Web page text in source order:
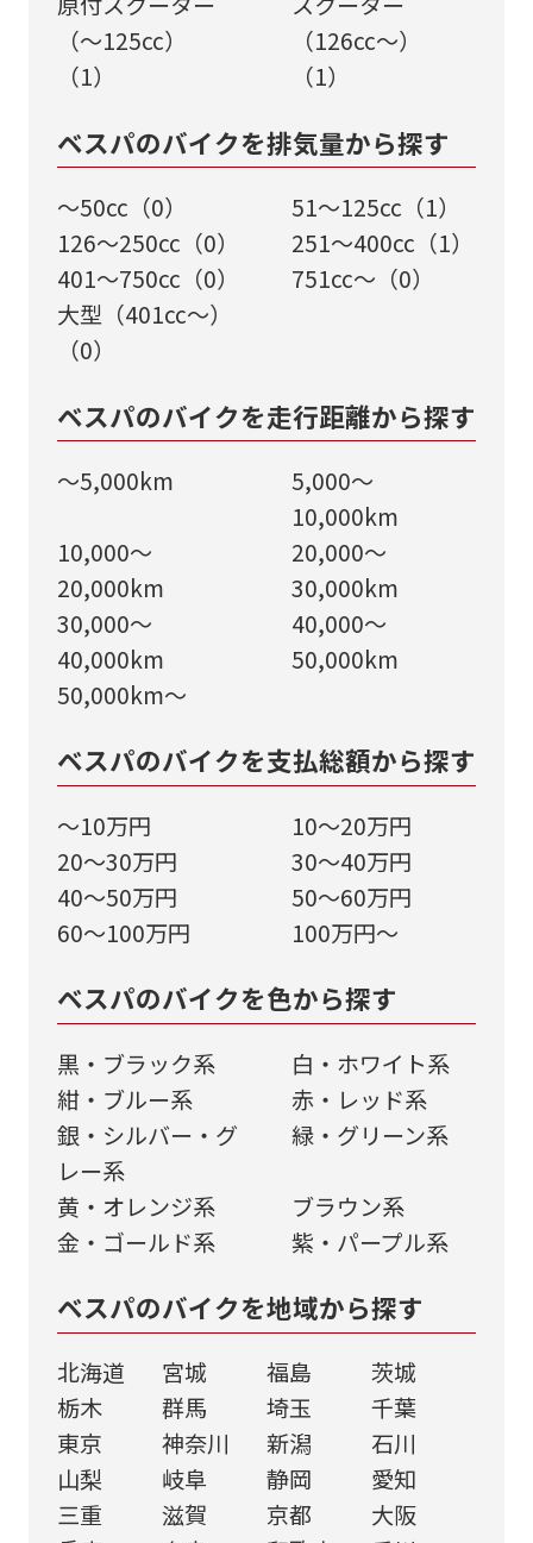
バイク館ではお乗り出しまでに必要
な概算のお支払総額を表示しており
「お問い合わせ・来店予約」ボタンより
ご依頼を頂けましたら、諸費用内訳や、
お客様のご希望に沿ったお見積もりを作
成することも可能です！
是非、「お問い合わせ・来店予約」ボタ
ンよりお気軽にご依頼ください。
（～125cc）
（1）
（126cc～）
（1）
ベスパのバイクを排気量から探す
～50cc（0）
51～125cc（1）
126～250cc（0）
251～400cc（1）
401～750cc（0）
751cc～（0）
大型（401cc～）
（0）
ベスパのバイクを走行距離から探す
～5,000km
5,000～
10,000km
10,000～
20,000km
20,000～
30,000km
30,000～
40,000km
40,000～
50,000km
50,000km～
ベスパのバイクを支払総額から探す
～10万円
10～20万円
20～30万円
30～40万円
40～50万円
50～60万円
60～100万円
100万円～
ベスパのバイクを色から探す
黒・ブラック系
⽩・ホワイト系
紺・ブルー系
⾚・レッド系
銀・シルバー・グ
レー系
緑・グリーン系
黄・オレンジ系
ブラウン系
金・ゴールド系
紫・パープル系
ベスパのバイクを地域から探す
北海道 宮城 福島
茨城
栃木
群馬 埼玉
千葉
東京
神奈川 新潟
石川
山梨
岐阜 静岡
愛知
三重
滋賀 京都
大阪
次へ
VESPA 125（ベスパ） 【国内未発売2025
年モデル インド仕様】 バイク館24ヶ月
保証付｜全国配送対応｜下取り歓迎 実車
確認・在庫確認受付中
アズー
ロブル
ネロブ
ラック
パールロッソ
レッド
ミント
ン【予
売】
詳細を見る